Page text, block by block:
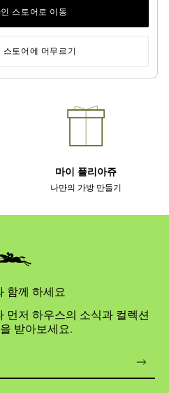
안전한 결제
마이 플리아쥬
나만의 가방 만들기
함께 하세요
먼저 하우스의 소식과 컬렉션
받아보세요.
스토어로 이동
토어에 머무르기